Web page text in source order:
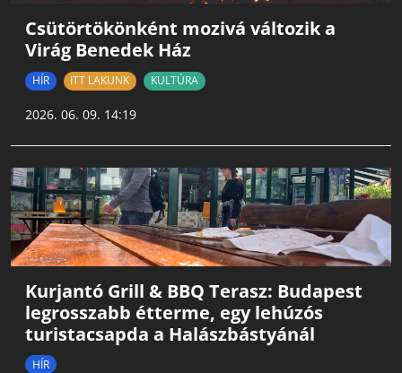
Csütörtökönként mozivá változik a
Virág Benedek Ház
HÍR ITT LAKUNK KULTÚRA
2026. 06. 09. 14:19
Kurjantó Grill & BBQ Terasz: Budapest
legrosszabb étterme, egy lehúzós
turistacsapda a Halászbástyánál
HÍR